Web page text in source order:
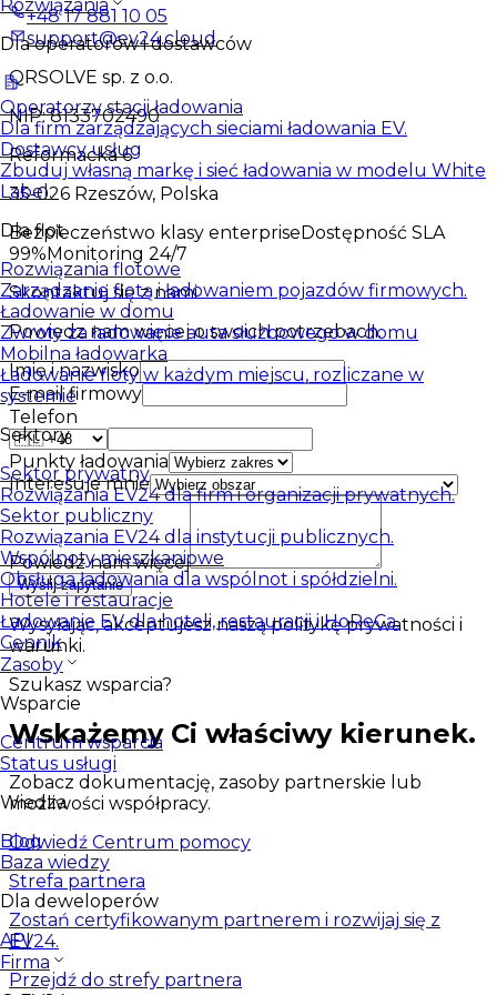
Rozwiązania
Dla operatorów i dostawców
Operatorzy stacji ładowania
Dla firm zarządzających sieciami ładowania EV.
Dostawcy usług
Zbuduj własną markę i sieć ładowania w modelu White
Label.
Dla flot
Rozwiązania flotowe
Zarządzanie flotą i ładowaniem pojazdów firmowych.
Ładowanie w domu
Zwroty za ładowanie auta służbowego w domu
Mobilna ładowarka
Ładowanie floty w każdym miejscu, rozliczane w
systemie
Sektory
Sektor prywatny
Rozwiązania EV24 dla firm i organizacji prywatnych.
Sektor publiczny
Rozwiązania EV24 dla instytucji publicznych.
Wspólnoty mieszkaniowe
Obsługa ładowania dla wspólnot i spółdzielni.
Hotele i restauracje
Ładowanie EV dla hoteli, restauracji i HoReCa.
Cennik
Zasoby
Wsparcie
Centrum wsparcia
Status usługi
Wiedza
Blog
Baza wiedzy
Dla deweloperów
API
Firma
+48 17 881 10 05
support@ev24.cloud
QRSOLVE sp. z o.o.
NIP: 8133702490
Reformacka 6
35-026 Rzeszów, Polska
Bezpieczeństwo klasy enterpriseDostępność SLA
99%Monitoring 24/7
Skontaktuj się z nami
Powiedz nam więcej o swoich potrzebach.
Imię i nazwisko
E-mail firmowy
Telefon
Punkty ładowania
Interesuje mnie
Powiedz nam więcej
Wyślij zapytanie
Wysyłając, akceptujesz naszą politykę prywatności i
warunki.
Szukasz wsparcia?
Wskażemy Ci właściwy kierunek.
Zobacz dokumentację, zasoby partnerskie lub
możliwości współpracy.
Odwiedź Centrum pomocy
Strefa partnera
Zostań certyfikowanym partnerem i rozwijaj się z
EV24.
Przejdź do strefy partnera